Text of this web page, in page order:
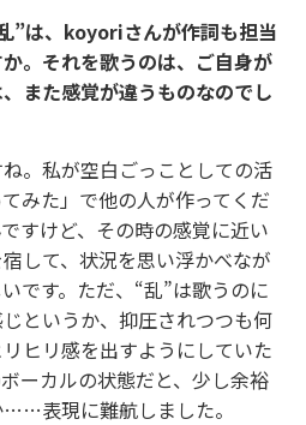
”は、koyoriさんが作詞も担当
。それを歌うのは、ご自身が
また感覚が違うものなのでし
。私が空白ごっことしての活
みた」で他の人が作ってくだ
すけど、その時の感覚に近い
して、状況を思い浮かべなが
です。ただ、“乱”は歌うのに
というか、抑圧されつつも何
ヒリ感を出すようにしていた
ーカルの状態だと、少し余裕
表現に難航しました。